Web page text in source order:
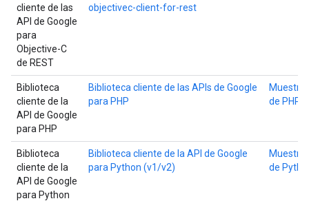
cliente de las
API de Google
para
Objective-C
de REST
objectivec-client-for-rest
Biblioteca
cliente de la
API de Google
para PHP
Biblioteca cliente de las APIs de Google
para PHP
de PHP
Biblioteca
cliente de la
API de Google
para Python
Biblioteca cliente de la API de Google
para Python (v1/v2)
de